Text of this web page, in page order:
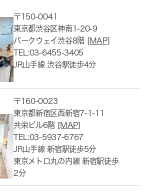
〒150-0041
東京都渋谷区神南1-20-9
パークウェイ渋谷8階 [MAP]
TEL:03-6455-3405
JR山手線 渋谷駅徒歩4分
〒160-0023
東京都新宿区西新宿7-1-11
共栄ビル6階 [MAP]
TEL:03-5937-6767
JR山手線 新宿駅徒歩5分
東京メトロ丸の内線 新宿駅徒歩
2分